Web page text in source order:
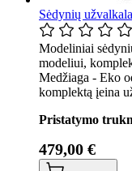
Sėdynių
Modeliniai
modeliui,
Medžiaga - Eko
komplektą įeina
Pristatymo
479,00 €